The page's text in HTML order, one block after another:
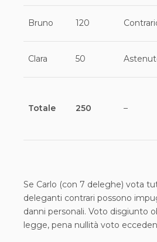
Bruno 120
Clara 50
Totale 250 –
Se Carlo (con 7 deleghe) vota
deleganti contrari possono
danni personali. Voto disgiunto
legge, pena nullità voto